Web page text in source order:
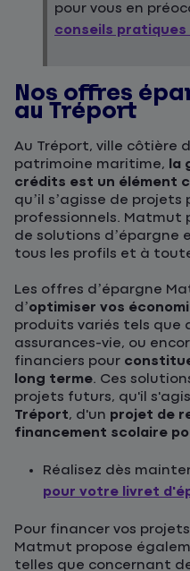
pour vous en
conseils
Nos offres
au Tréport
Au Tréport, ville côtière
patrimoine maritime, la
crédits est un élément
qu’il s’agisse de projets
professionnels. Matmut
de solutions
tous les profils et à
Les offres d’épargne
d’optimiser vos
produits variés tels que
assurances-vie, ou
financiers pour
long terme. Ces
projets futurs, qu'il
Tréport, d'un projet de
financement scolaire
Réalisez dès
pour votre livret
Pour financer vos
Matmut propose
telles que concernant